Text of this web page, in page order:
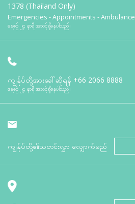
1378 (Thailand Only)
Emergencies - Appointments - Ambulance
နေ့စဉ် ၂၄ နာရီ အသင့်ရှိနေပါသည်။
ကျွန်ုပ်တို့အားခေါ်ဆိုရန် +66 2066 8888
နေ့စဉ် ၂၄ နာရီ အသင့်ရှိနေပါသည်။
ကျွန်ုပ်တို့၏သတင်းလွှာ လျှောက်မည်